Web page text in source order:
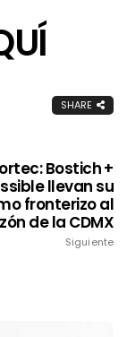
SHARE
Bostich +
llevan su
fronterizo al
de la CDMX
Siguiente